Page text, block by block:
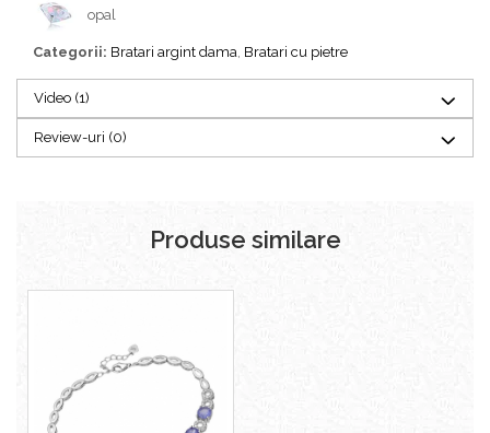
opal
Categorii: Bratari argint dama Bratari cu pietre
Video (1)
Review-uri (0)
Produse similare